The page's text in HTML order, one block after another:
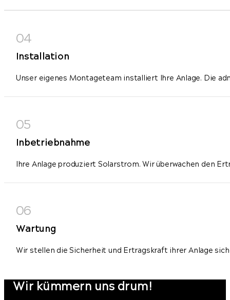
Installation
Unser eigenes Montageteam installiert Ihre Anlage. Die
Inbetriebnahme
Ihre Anlage produziert Solarstrom. Wir überwachen den
Wartung
Wir stellen die Sicherheit und Ertragskraft ihrer Anlage
Wir kümmern uns drum!